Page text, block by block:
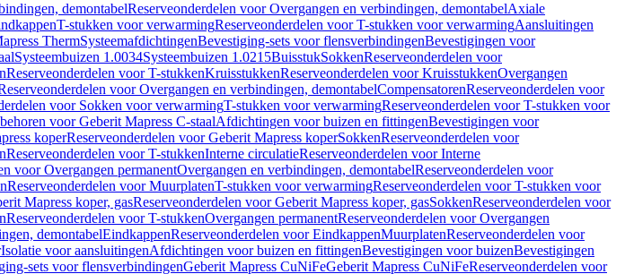
demontabelReserveonderdelen voor Overgangen en verbindingen, demontabelAxiale
T-stukken voor verwarmingReserveonderdelen voor T-stukken voor verwarmingAansluitingen
ThermSysteemafdichtingenBevestiging-sets voor flensverbindingenBevestigingen voor
Systeembuizen 1.0034Systeembuizen 1.0215BuisstukSokkenReserveonderdelen voor
Reserveonderdelen voor T-stukkenKruisstukkenReserveonderdelen voor KruisstukkenOvergangen
voor Overgangen en verbindingen, demontabelCompensatorenReserveonderdelen voor
voor Sokken voor verwarmingT-stukken voor verwarmingReserveonderdelen voor T-stukken voor
voor Geberit Mapress C-staalAfdichtingen voor buizen en fittingenBevestigingen voor
koperReserveonderdelen voor Geberit Mapress koperSokkenReserveonderdelen voor
Reserveonderdelen voor T-stukkenInterne circulatieReserveonderdelen voor Interne
voor Overgangen permanentOvergangen en verbindingen, demontabelReserveonderdelen voor
Reserveonderdelen voor MuurplatenT-stukken voor verwarmingReserveonderdelen voor T-stukken voor
Mapress koper, gasReserveonderdelen voor Geberit Mapress koper, gasSokkenReserveonderdelen voor
Reserveonderdelen voor T-stukkenOvergangen permanentReserveonderdelen voor Overgangen
demontabelEindkappenReserveonderdelen voor EindkappenMuurplatenReserveonderdelen voor
Isolatie voor aansluitingenAfdichtingen voor buizen en fittingenBevestigingen voor buizenBevestigingen
sets voor flensverbindingenGeberit Mapress CuNiFeGeberit Mapress CuNiFeReserveonderdelen voor